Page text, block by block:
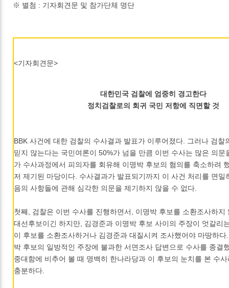
※ 별첨 : 기자회견문 및 참가단체 명단
<기자회견문>
대한민국 검찰에 엄중히 경고한다
정치검찰로의 회귀 국민 저항에 직면할 것
BBK 사건에 대한 검찰의 수사결과 발표가 이루어졌다. 그러나 검찰
믿지 않는다는 국민여론이 50%가 넘을 만큼 이번 수사는 많은 의문
가 수사과정에서 피의자를 회유해 이명박 후보의 혐의를 축소하려
저 제기된 마당이다. 수사결과가 발표되기까지 이 사건 처리를 면밀
음의 사항들에 관해 심각한 의문을 제기하지 않을 수 없다.
첫째, 검찰은 이번 수사를 진행하면서, 이명박 후보를 소환조사하지
대선후보이긴 하지만, 김경준과 이명박 후보 사이의 주장이 엇갈리
이 후보를 소환조사하거나 김경준과 대질시켜 조사했어야 마땅하
박 후보의 일방적인 주장에 불과한 서면조사 답변으로 수사를 종결
중대함에 비추어 볼 때 명백히 한나라당과 이 후보의 눈치를 본 수
충분하다.